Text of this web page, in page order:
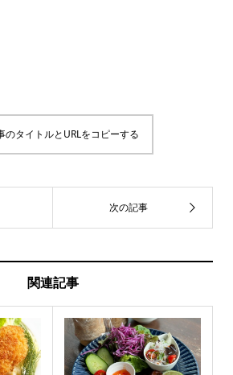
のタイトルとURLをコピーする
関連記事